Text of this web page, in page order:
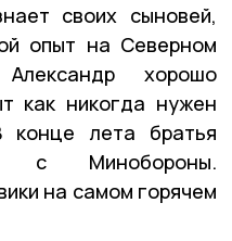
своих сыновей,
опыт на Северном
хорошо
как никогда нужен
лета братья
с Минобороны.
на самом горячем